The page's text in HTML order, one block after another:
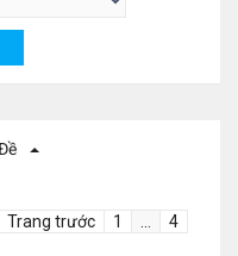
Trang trước 1
4